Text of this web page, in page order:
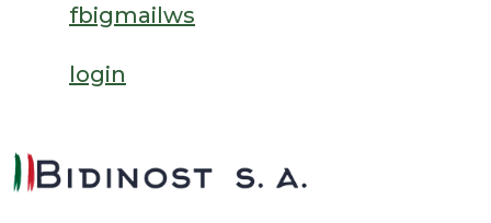
fbigmailws
login